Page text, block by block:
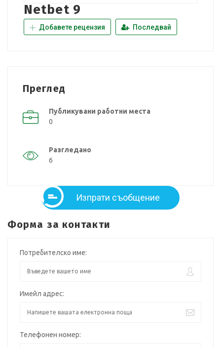
Netbet 9
Добавете рецензия Последвай
Преглед
Публикувани работни места
0
Разгледано
6
Изпрати съобщение
Форма за контакти
Потребителско име:
Имейл адрес:
Телефонен номер: